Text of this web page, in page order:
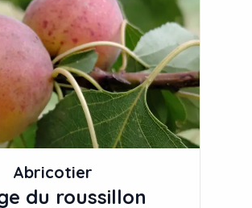
Abricotier
du roussillon